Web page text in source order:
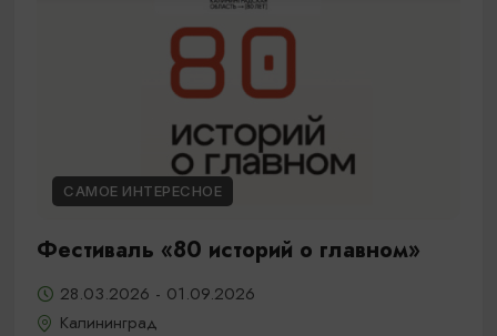
САМОЕ ИНТЕРЕСНОЕ
Фестиваль «80 историй о главном»
28.03.2026 - 01.09.2026
Калининград